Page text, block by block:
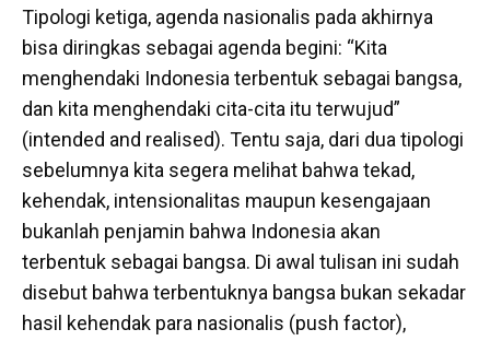
Tipologi ketiga, agenda nasionalis pada akhirnya
bisa diringkas sebagai agenda begini: “Kita
menghendaki Indonesia terbentuk sebagai bangsa,
dan kita menghendaki cita-cita itu terwujud”
(intended and realised). Tentu saja, dari dua tipologi
sebelumnya kita segera melihat bahwa tekad,
kehendak, intensionalitas maupun kesengajaan
bukanlah penjamin bahwa Indonesia akan
terbentuk sebagai bangsa. Di awal tulisan ini sudah
disebut bahwa terbentuknya bangsa bukan sekadar
hasil kehendak para nasionalis (push factor),